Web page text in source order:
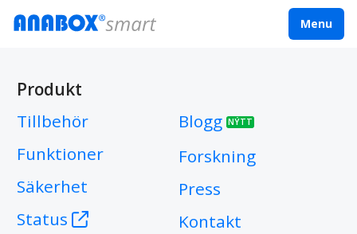
Menu
Produkt
Tillbehör
Funktioner
Säkerhet
Status
Blogg NÝTT
Forskning
Press
Kontakt